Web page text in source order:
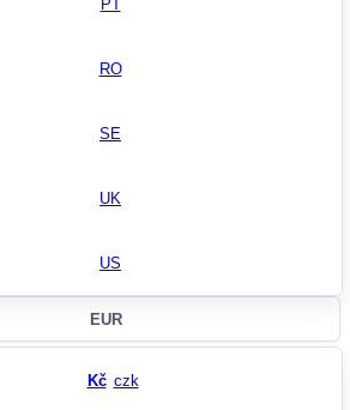
PT
RO
SE
UK
US
EUR
Kč czk